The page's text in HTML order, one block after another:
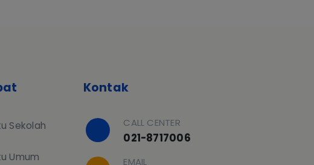
Sekolah
Umum
Kontak
CALL CENTER
021-8717006
EMAIL